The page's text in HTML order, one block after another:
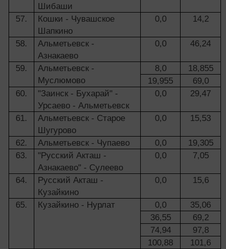
Шибаши
57.
Кошки - Чувашское
Шапкино
0,0 14,2
58.
Альметьевск -
Азнакаево
0,0 46,24
59.
Альметьевск -
Муслюмово
8,0
18,855
19,955
69,0
60.
"Заинск - Бухарай" -
Урсаево - Альметьевск
0,0 29,47
61.
Альметьевск - Старое
Шугурово
0,0 15,53
62. Альметьевск - Чупаево 0,0
19,305
63.
"Русский Акташ -
Азнакаево" - Сулеево
0,0 7,05
64.
Русский Акташ -
Кузайкино
0,0 15,6
65. Кузайкино - Нурлат 0,0
35,06
36,55
69,2
74,94
97,8
100,88
101,6